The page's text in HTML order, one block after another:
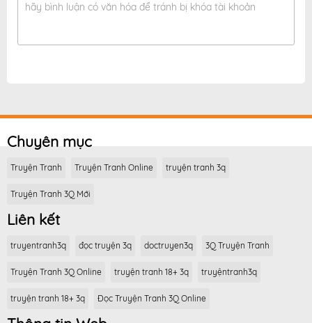
hãy bình luận có văn hóa để tránh bị khóa tài khoản
Chuyên mục
Truyện Tranh Truyện Tranh Online truyện tranh 3q
Truyện Tranh 3Q Mới
Liên kết
truyentranh3q đọc truyện 3q doctruyen3q 3Q Truyện Tranh
Truyện Tranh 3Q Online truyện tranh 18+ 3q truyệntranh3q
truyện tranh 18+ 3q Đọc Truyện Tranh 3Q Online